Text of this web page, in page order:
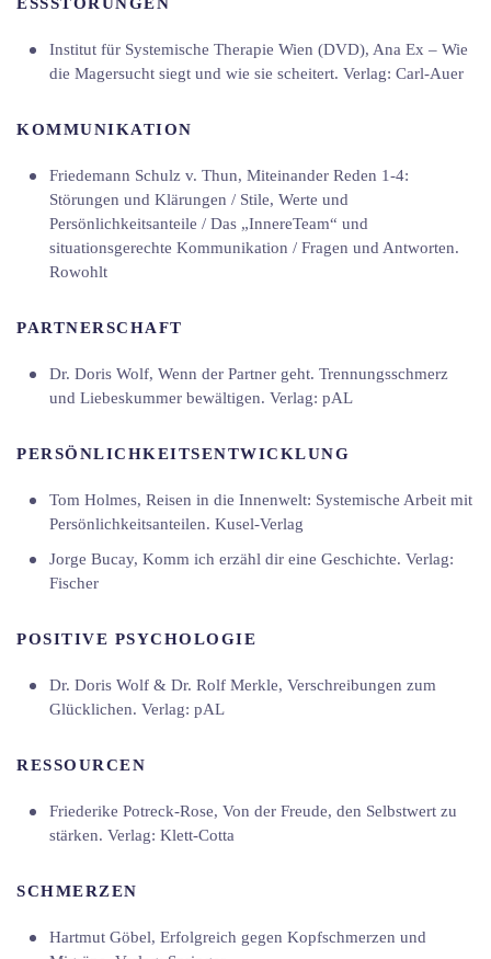
Institut für Systemische Therapie Wien (DVD), Ana Ex – Wie
die Magersucht siegt und wie sie scheitert. Verlag: Carl-Auer
KOMMUNIKATION
Friedemann Schulz v. Thun, Miteinander Reden 1-4:
Störungen und Klärungen / Stile, Werte und
Persönlichkeitsanteile / Das „InnereTeam“ und
situationsgerechte Kommunikation / Fragen und Antworten.
Rowohlt
PARTNERSCHAFT
Dr. Doris Wolf, Wenn der Partner geht. Trennungsschmerz
und Liebeskummer bewältigen. Verlag: pAL
PERSÖNLICHKEITSENTWICKLUNG
Tom Holmes, Reisen in die Innenwelt: Systemische Arbeit mit
Persönlichkeitsanteilen. Kusel-Verlag
Jorge Bucay, Komm ich erzähl dir eine Geschichte. Verlag:
Fischer
POSITIVE PSYCHOLOGIE
Dr. Doris Wolf & Dr. Rolf Merkle, Verschreibungen zum
Glücklichen. Verlag: pAL
RESSOURCEN
Friederike Potreck-Rose, Von der Freude, den Selbstwert zu
stärken. Verlag: Klett-Cotta
SCHMERZEN
Hartmut Göbel, Erfolgreich gegen Kopfschmerzen und